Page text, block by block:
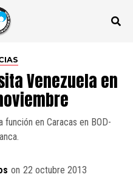
Venezuela en
en Caracas en BOD-
on 22 octubre 2013